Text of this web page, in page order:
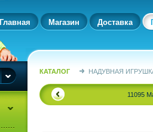
Главная Магазин Доставка
КАТАЛОГ НАДУВНАЯ
11095